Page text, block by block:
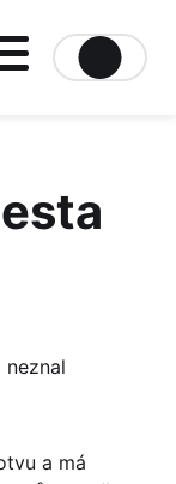
neznal
a má